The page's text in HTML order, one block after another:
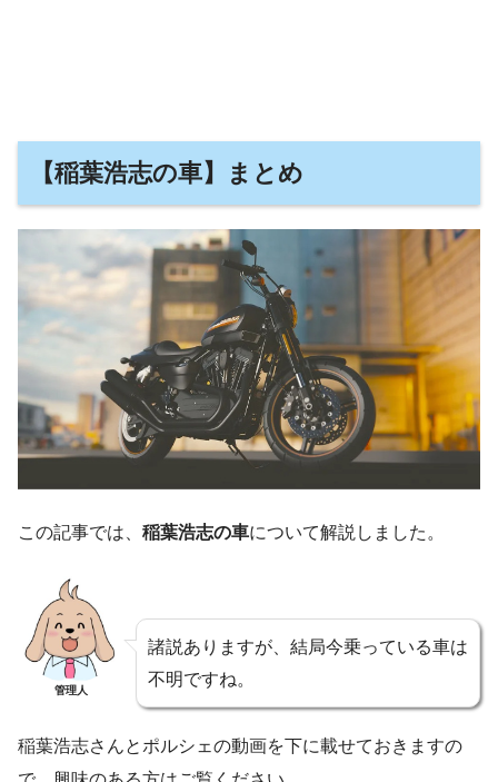
【稲葉浩志の車】まとめ
この記事では、 稲葉浩志の車について解説しました。
管理人
諸説ありますが、結局今乗っている車は
不明ですね。
稲葉浩志さんとポルシェの動画を下に載せておきますの